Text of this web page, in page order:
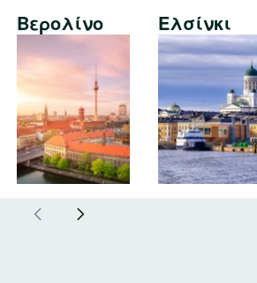
Βερολίνο Ελσίνκι